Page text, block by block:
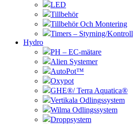
LED
Tillbehör
Tillbehör Och Montering
Timers – Styrning/Kontroll
Hydro
PH – EC-mätare
Alien Systemer
AutoPot™
Oxypot
GHE®/ Terra Aquatica®
Vertikala Odlingssystem
Wilma Odlingssystem
Droppsystem